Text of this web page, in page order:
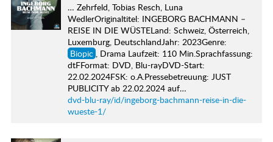
… Zehrfeld, Tobias Resch, Luna
WedlerOriginaltitel: INGEBORG BACHMANN –
REISE IN DIE WÜSTELand: Schweiz, Österreich,
Luxemburg, DeutschlandJahr: 2023Genre:
Biopic , Drama Laufzeit: 110 Min.Sprachfassung:
dtFFormat: DVD, Blu-rayDVD-Start:
22.02.2024FSK: o.A.Pressebetreuung: JUST
PUBLICITY ab 22.02.2024 auf…
dvd-blu-ray/id/ingeborg-bachmann-reise-in-die-
wueste-1/